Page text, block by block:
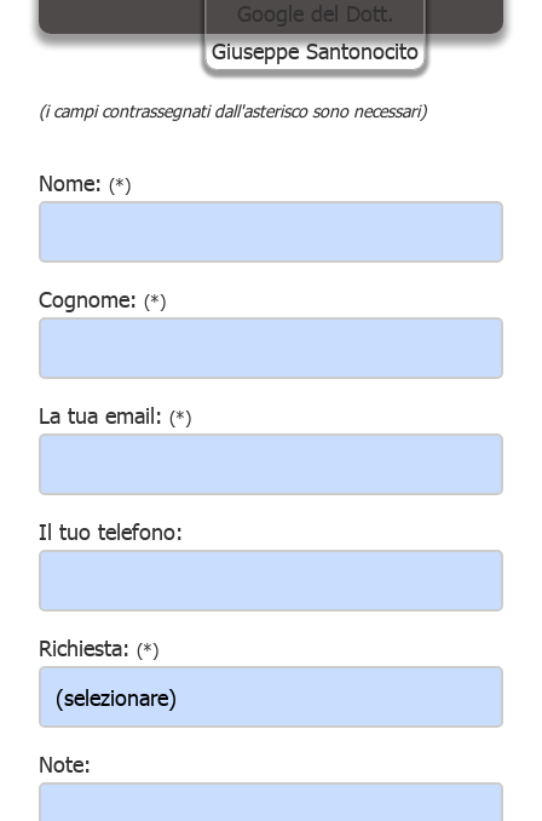
(i campi contrassegnati dall'asterisco sono necessari)
Nome: (*)
Cognome: (*)
La tua email: (*)
Il tuo telefono:
Richiesta: (*)
Note: